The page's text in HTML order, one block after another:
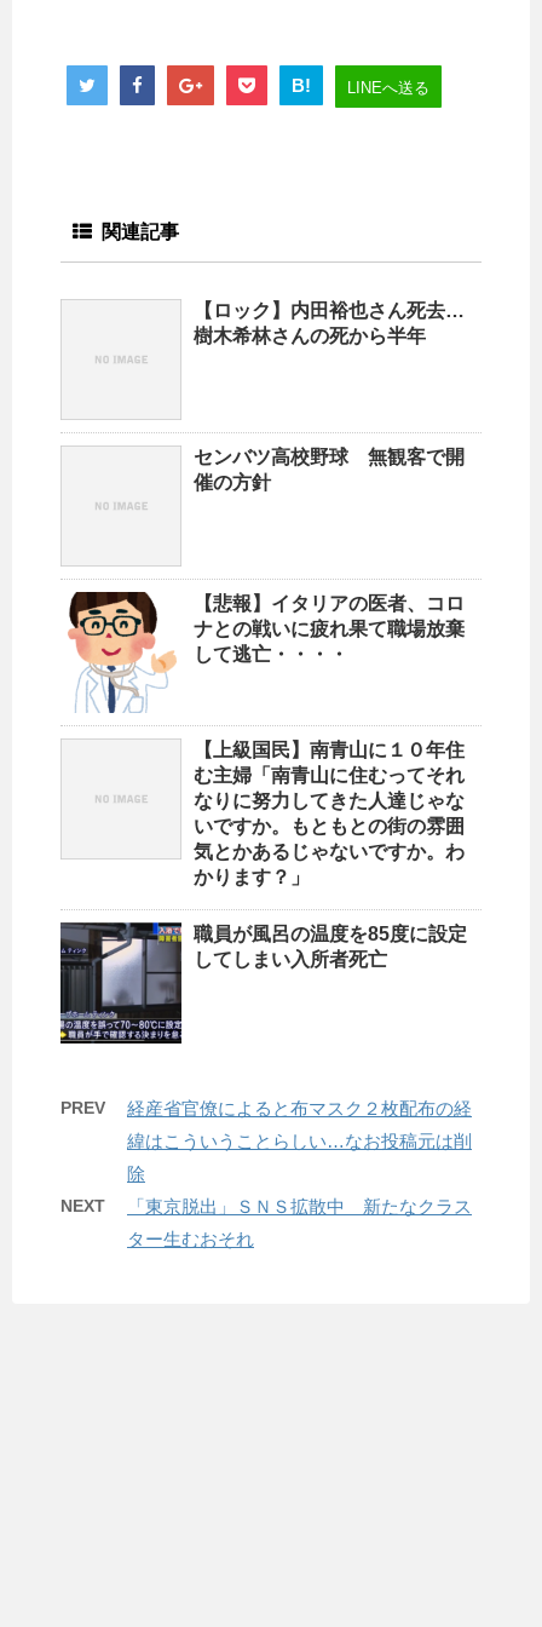
B! LINEへ送る
関連記事
【ロック】内田裕也さん死去…
樹木希林さんの死から半年
センバツ高校野球 無観客で開
催の方針
【悲報】イタリアの医者、コロ
ナとの戦いに疲れ果て職場放棄
して逃亡・・・・
【上級国民】南青山に１０年住
む主婦「南青山に住むってそれ
なりに努力してきた人達じゃな
いですか。もともとの街の雰囲
気とかあるじゃないですか。わ
かります？」
職員が風呂の温度を85度に設定
してしまい入所者死亡
PREV
経産省官僚によると布マスク２枚配布の経
緯はこういうことらしい…なお投稿元は削
除
NEXT
「東京脱出」ＳＮＳ拡散中 新たなクラス
ター生むおそれ